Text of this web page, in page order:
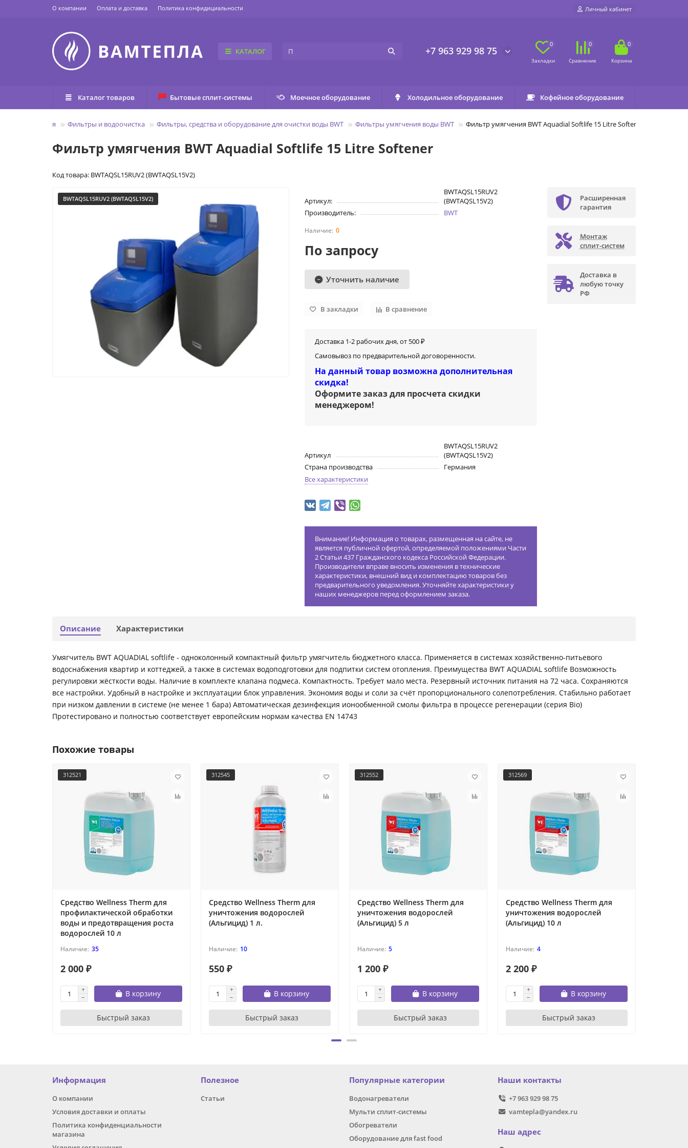
О компании Оплата и доставка Политика конфидициальности Личный кабинет
КАТАЛОГ +7 963 929 98 75
0 0 0
Каталог товаров Бытовые сплит-системы Моечное оборудование Холодильное оборудование Кофейное оборудование
Главная Фильтры и водоочистка Фильтры, средства и оборудование для очистки воды BWT Фильтры умягчения воды BWT Фильтр умягчения BWT Aquadial Softlife 15 Litre Softener
Фильтр умягчения BWT Aquadial Softlife 15 Litre Softener
Код товара: BWTAQSL15RUV2 (BWTAQSL15V2)
BWTAQSL15RUV2 (BWTAQSL15V2) Артикул:
BWTAQSL15RUV2
(BWTAQSL15V2)
Производитель:
BWT
0
По запросу
Уточнить наличие
В закладки В сравнение
Доставка 1-2 рабочих дня, от 500 ₽
Самовывоз по предварительной договоренности.
На данный товар возможна дополнительная
скидка!
Оформите заказ для просчета скидки
менеджером!
Артикул
BWTAQSL15RUV2
(BWTAQSL15V2)
Страна производства
Германия
Все характеристики
Внимание! Информация о товарах, размещенная на сайте, не
является публичной офертой, определяемой положениями Части
2 Статьи 437 Гражданского кодекса Российской Федерации.
Производители вправе вносить изменения в технические
характеристики, внешний вид и комплектацию товаров без
предварительного уведомления. Уточняйте характеристики у
наших менеджеров перед оформлением заказа.
Расширенная
гарантия
Монтаж
сплит-систем
Доставка в
любую точку
РФ
Описание Характеристики
Умягчитель BWT AQUADIAL softlife - одноколонный компактный фильтр умягчитель бюджетного класса. Применяется в системах хозяйственно-питьевого
водоснабжения квартир и коттеджей, а также в системах водоподготовки для подпитки систем отопления. Преимущества BWT AQUADIAL softlife Возможность
регулировки жёсткости воды. Наличие в комплекте клапана подмеса. Компактность. Требует мало места. Резервный источник питания на 72 часа. Сохраняются
все настройки. Удобный в настройке и эксплуатации блок управления. Экономия воды и соли за счёт пропорционального солепотребления. Стабильно работает
при низком давлении в системе (не менее 1 бара) Автоматическая дезинфекция ионообменной смолы фильтра в процессе регенерации (серия Bio)
Протестировано и полностью соответствует европейским нормам качества EN 14743
Похожие товары
312521
Средство Wellness Therm для
профилактической обработки
воды и предотвращения роста
водорослей 10 л
35
2 000 ₽
В корзину
Быстрый заказ
312545
Средство Wellness Therm для
уничтожения водорослей
(Альгицид) 1 л.
10
550 ₽
В корзину
Быстрый заказ
312552
Средство Wellness Therm для
уничтожения водорослей
(Альгицид) 5 л
5
1 200 ₽
В корзину
Быстрый заказ
312569
Средство Wellness Therm для
уничтожения водорослей
(Альгицид) 10 л
4
2 200 ₽
В корзину
Быстрый заказ
Информация
О компании
Условия доставки и оплаты
Политика конфиденциальности
магазина
Полезное
Статьи
Популярные категории
Водонагреватели
Мульти сплит-системы
Обогреватели
Оборудование для fast food
Наши контакты
+7 963 929 98 75
vamtepla@yandex.ru
Наш адрес